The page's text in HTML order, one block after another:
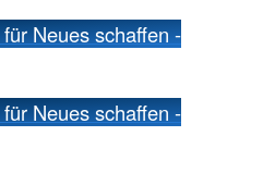
Neues schaffen -
Neues schaffen -